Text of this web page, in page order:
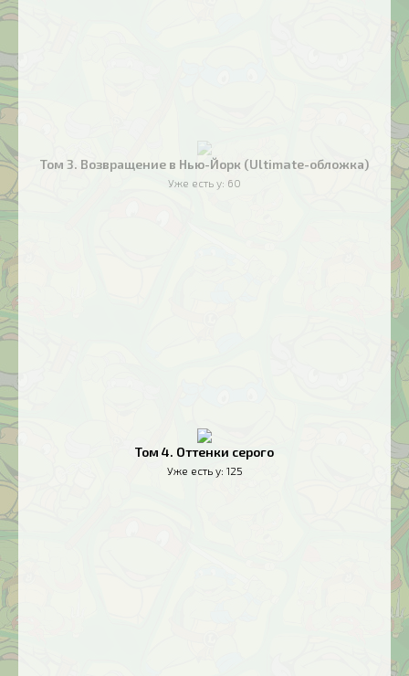
Том 3. Возвращение в Нью-Йорк (Ultimate-обложка)
Уже есть у: 60
Том 4. Оттенки серого
Уже есть у: 125